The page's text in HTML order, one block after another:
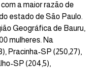
a maior razão de
estado de São Paulo.
Geográfica de Bauru,
mulheres. Na
Pracinha-SP (250,27),
SP (204,5),